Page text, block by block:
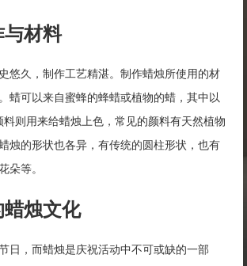
与材料
悠久，制作工艺精湛。制作蜡烛所使用的材
蜡可以来自蜜蜂的蜂蜡或植物的蜡，其中以
则用来给蜡烛上色，常见的颜料有天然植物
烛的形状也各异，有传统的圆柱形状，也有
朵等。
烛文化
日，而蜡烛是庆祝活动中不可或缺的一部